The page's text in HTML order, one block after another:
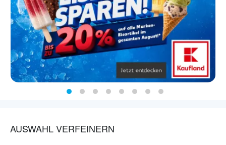
AUSWAHL VERFEINERN